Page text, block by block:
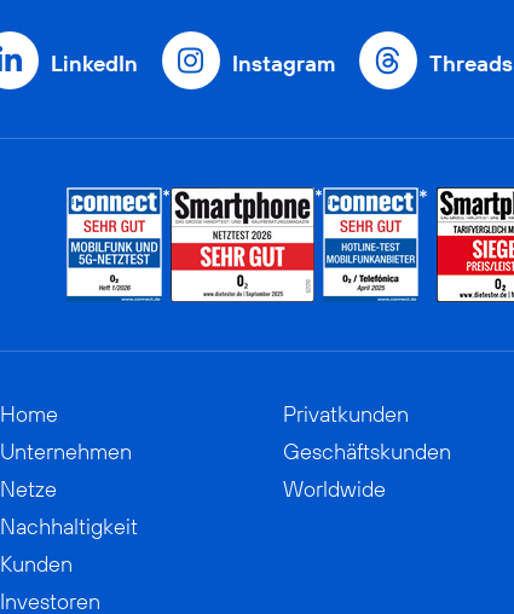
LinkedIn Instagram Threads
Home
Unternehmen
Netze
Nachhaltigkeit
Kunden
Investoren
Privatkunden
Geschäftskunden
Worldwide